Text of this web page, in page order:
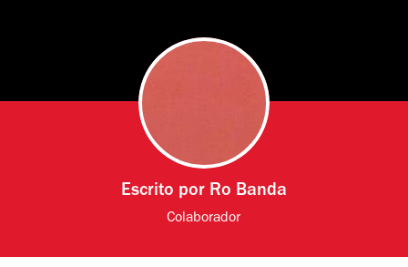
Escrito por Ro Banda
Colaborador